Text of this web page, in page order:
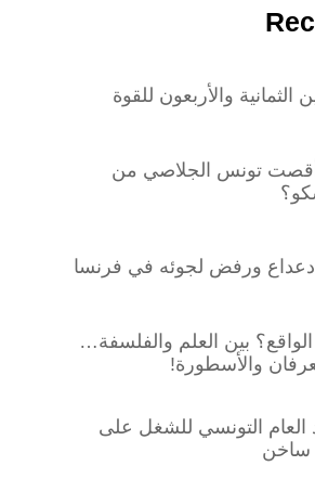
الثمانية والأربعون للقوة
أقصت تونس الجلاصي من
ورفض لجوئه في فرنسا
بين العلم والفلسفة…
والأسطورة!
العام التونسي للشغل على
ساخن